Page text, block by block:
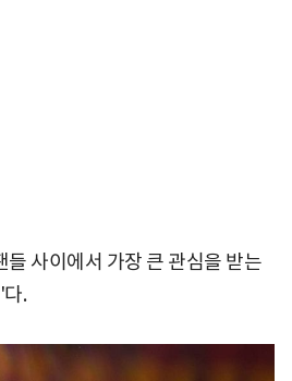
사이에서 가장 큰 관심을 받는
.